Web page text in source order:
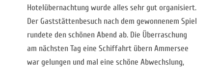
Hotelübernachtung wurde alles sehr gut organisiert.
Der Gaststättenbesuch nach dem gewonnenem Spiel
rundete den schönen Abend ab. Die Überraschung
am nächsten Tag eine Schiffahrt übern Ammersee
war gelungen und mal eine schöne Abwechslung,